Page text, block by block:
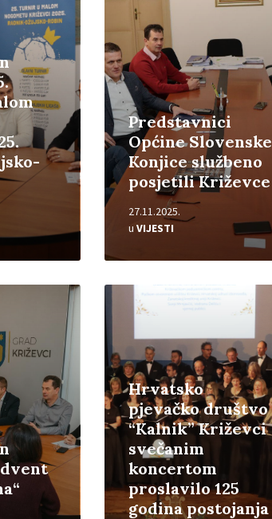
Predstavnici
Općine Slovenske
Konjice službeno
posjetili Križevce
27.11.2025.
u VIJESTI
Hrvatsko
pjevačko društvo
“Kalnik” Križevci
svečanim
koncertom
proslavilo 125
godina postojanja
Pročitajte